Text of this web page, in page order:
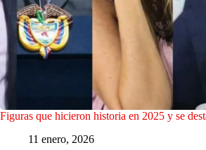
Figuras que hicieron historia en 2025 y se
11 enero, 2026